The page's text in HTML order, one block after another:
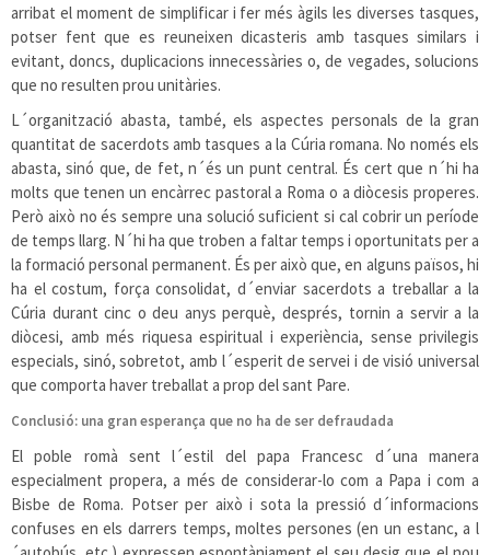
arribat el moment de simplificar i fer més àgils les diverses tasques,
potser fent que es reuneixen dicasteris amb tasques similars i
evitant, doncs, duplicacions innecessàries o, de vegades, solucions
que no resulten prou unitàries.
L´organització abasta, també, els aspectes personals de la gran
quantitat de sacerdots amb tasques a la Cúria romana. No només els
abasta, sinó que, de fet, n´és un punt central. És cert que n´hi ha
molts que tenen un encàrrec pastoral a Roma o a diòcesis properes.
Però això no és sempre una solució suficient si cal cobrir un període
de temps llarg. N´hi ha que troben a faltar temps i oportunitats per a
la formació personal permanent. És per això que, en alguns països, hi
ha el costum, força consolidat, d´enviar sacerdots a treballar a la
Cúria durant cinc o deu anys perquè, després, tornin a servir a la
diòcesi, amb més riquesa espiritual i experiència, sense privilegis
especials, sinó, sobretot, amb l´esperit de servei i de visió universal
que comporta haver treballat a prop del sant Pare.
Conclusió: una gran esperança que no ha de ser defraudada
El poble romà sent l´estil del papa Francesc d´una manera
especialment propera, a més de considerar-lo com a Papa i com a
Bisbe de Roma. Potser per això i sota la pressió d´informacions
confuses en els darrers temps, moltes persones (en un estanc, a l